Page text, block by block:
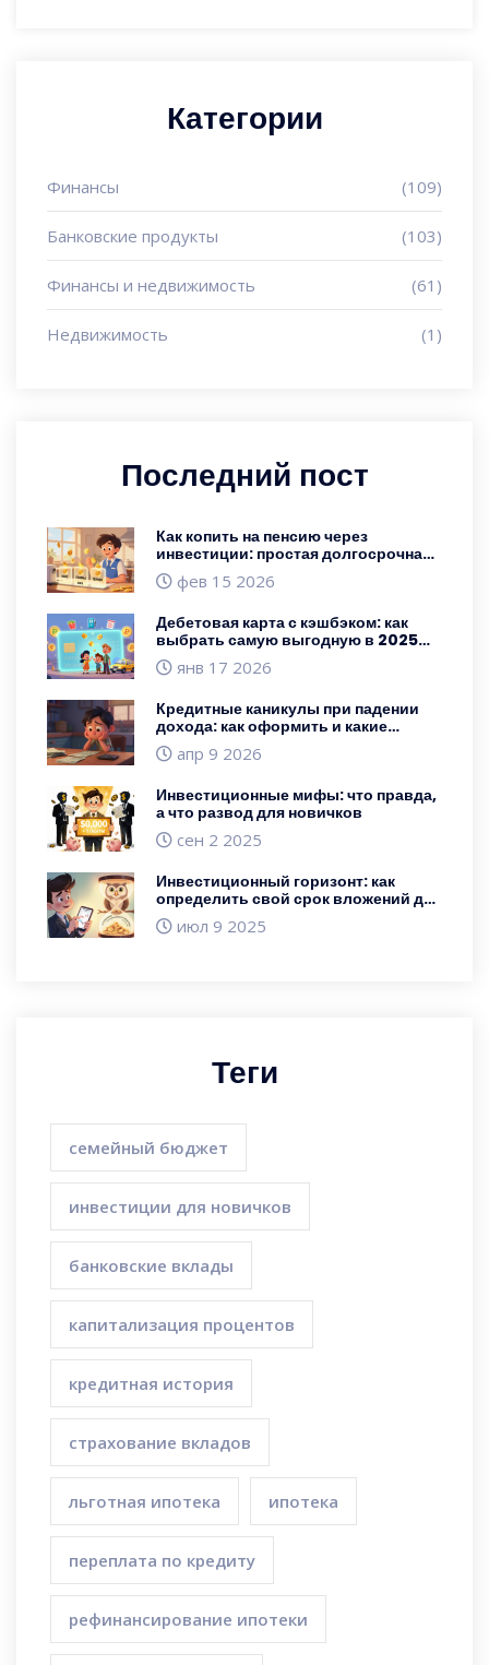
Категории
Финансы (109)
Банковские продукты (103)
Финансы и недвижимость (61)
Недвижимость (1)
Последний пост
Как копить на пенсию через
инвестиции: простая долгосрочная
стратегия для начинающих
фев 15 2026
Дебетовая карта с кэшбэком: как
выбрать самую выгодную в 2025
годуянв 17 2026
Кредитные каникулы при падении
дохода: как оформить и какие
документы собрать
апр 9 2026
Инвестиционные мифы: что правда,
а что развод для новичков
сен 2 2025
Инвестиционный горизонт: как
определить свой срок вложений для
новичков
июл 9 2025
Теги
семейный бюджет
инвестиции для новичков
банковские вклады
капитализация процентов
кредитная история
страхование вкладов
льготная ипотека ипотека
переплата по кредиту
рефинансирование ипотеки